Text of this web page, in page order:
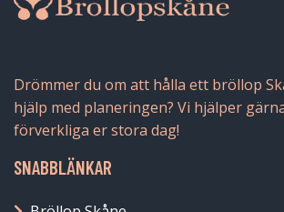
Drömmer du om att hålla ett bröllop
hjälp med planeringen? Vi hjälper
förverkliga er stora dag!
SNABBLÄNKAR